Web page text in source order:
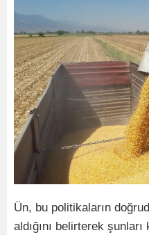
Ün, bu politikaların
aldığını belirterek